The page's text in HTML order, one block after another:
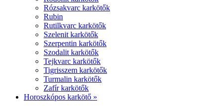
Rózsakvarc karkötők
Rubin
Rutilkvarc karkötők
Szelenit karkötők
Szerpentin karkötők
Szodalit karkötők
Tejkvarc karkötők
Tigrisszem karkötők
Turmalin karkötők
Zafír karkötők
Horoszkópos karkötő »